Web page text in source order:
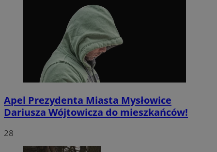
Apel Prezydenta Miasta Mysłowice
Dariusza Wójtowicza do mieszkańców!
28